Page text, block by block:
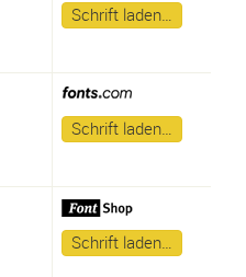
Schrift laden…
Schrift laden…
Schrift laden…